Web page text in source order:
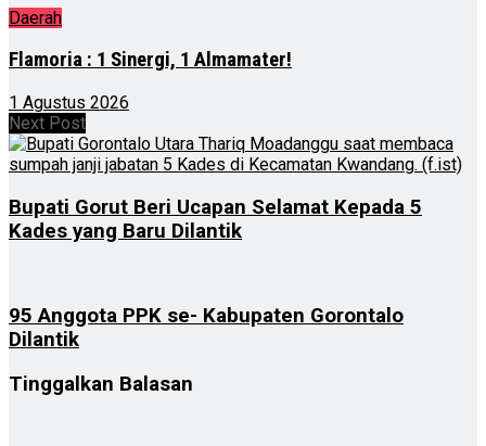
Daerah
Flamoria : 1 Sinergi, 1 Almamater!
1 Agustus 2026
Next Post
Bupati Gorut Beri Ucapan Selamat Kepada 5
Kades yang Baru Dilantik
95 Anggota PPK se- Kabupaten Gorontalo
Dilantik
Tinggalkan Balasan